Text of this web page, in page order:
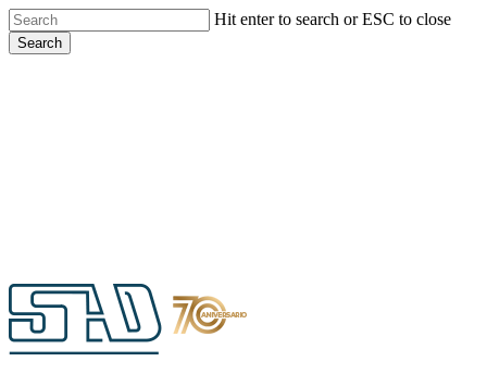
Skip
to
main
Hit enter to search or ESC to close
Search